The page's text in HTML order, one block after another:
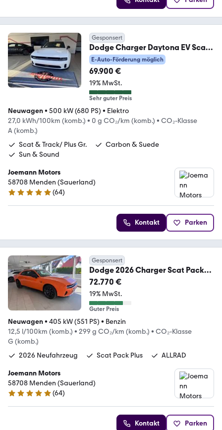
Gesponsert
Dodge Charger Daytona EV Scat/
Track/ Plus/Carbon/ Sun
E-Auto-Förderung möglich
69.900 €
19% MwSt.
Sehr guter Preis
Neuwagen• 500 kW (680 PS) • Elektro
27,0 kWh/100km (komb.) • 0 g CO₂/km (komb.) • CO₂-Klasse
A (komb.)
Scat & Track/ Plus Gr.
Carbon & Suede
Sun & Sound
Joemann Motors
58708 Menden (Sauerland)
4.8 Sterne
(64)
Kontakt Parken
Gesponsert
Dodge 2026 Charger Scat Pack
Plus 3.0 AWD
72.770 €
19% MwSt.
Guter Preis
Neuwagen• 405 kW (551 PS) • Benzin
12,5 l/100km (komb.) • 299 g CO₂/km (komb.) • CO₂-Klasse
G (komb.)
2026 Neufahrzeug
Scat Pack Plus ALLRAD
Joemann Motors
58708 Menden (Sauerland)
4.8 Sterne
(64)
Kontakt Parken